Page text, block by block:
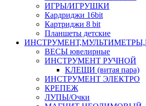
ИГРЫ/ИГРУШКИ
Кардриджи 16bit
Картриджи 8 bit
Планшеты детские
ВЕСЫ ювелирные
ИНСТРУМЕНТ РУЧНОЙ
КЛЕЩИ (витая пара)
ИНСТРУМЕНТ ЭЛЕКТРО
КРЕПЕЖ
ЛУПЫ/Очки